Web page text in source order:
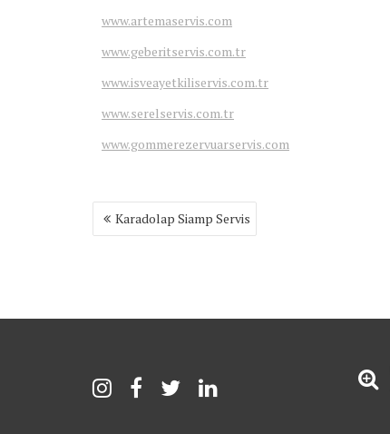
www.artemaservis.com
www.geberitservis.com.tr
www.isveayetkiliservis.com.tr
www.serelservis.com.tr
www.gommerezervuarservis.com
Yazı
gezinmesi
Karadolap Siamp Servis